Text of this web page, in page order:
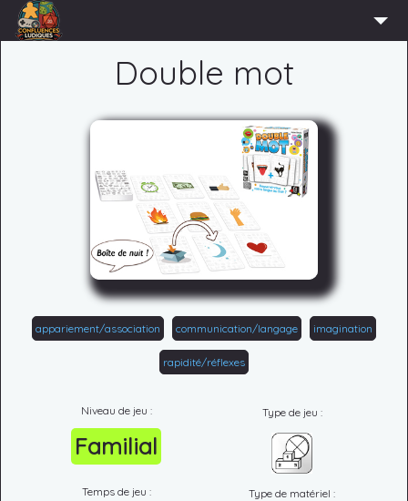
CONTACT
Double mot
appariement/association communication/langage imagination
rapidité/réflexes
Niveau de jeu :
Familial
Type de jeu :
Temps de jeu : Type de matériel :